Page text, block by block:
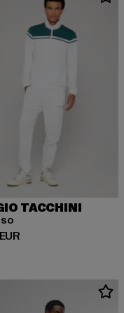
TACCHINI
118,74 EUR